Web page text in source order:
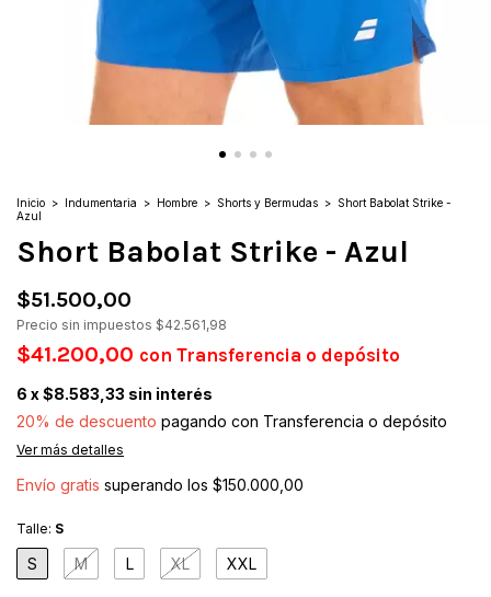
Inicio > Indumentaria > Hombre > Shorts y Bermudas > Short Babolat Strike -
Azul
Short Babolat Strike - Azul
$51.500,00
Precio sin impuestos $42.561,98
$41.200,00 con Transferencia o depósito
6 x$8.583,33 sin interés
20% de descuento pagando con Transferencia o depósito
Ver más detalles
Envío gratis superando los $150.000,00
Talle: S
S M L XL XXL